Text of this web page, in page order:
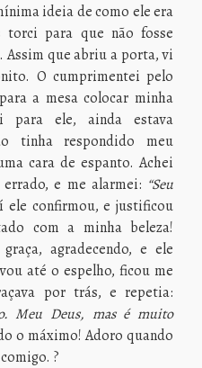
ideia de como ele era
torci para que não fosse
Assim que abriu a porta, vi
O cumprimentei pelo
a mesa colocar minha
para ele, ainda estava
tinha respondido meu
cara de espanto. Achei
e me alarmei: “Seu
ele confirmou, e justificou
com a minha beleza!
agradecendo, e ele
até o espelho, ficou me
por trás, e repetia:
Meu Deus, mas é muito
o máximo! Adoro quando
?